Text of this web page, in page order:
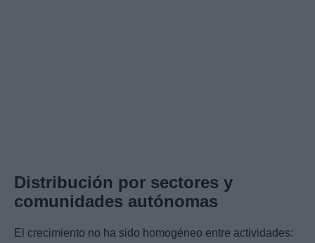
Distribución por sectores y
comunidades autónomas
El crecimiento no ha sido homogéneo entre actividades: